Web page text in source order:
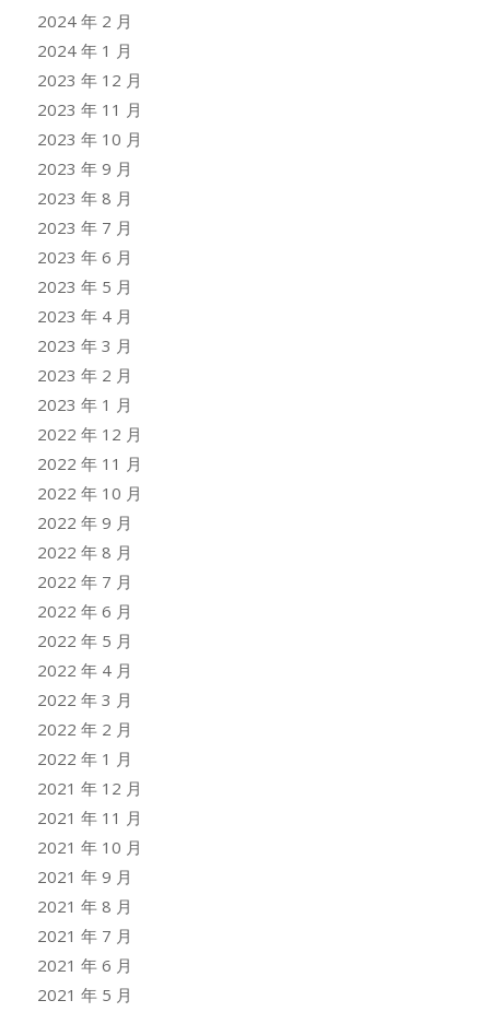
2024 年 2 月
2024 年 1 月
2023 年 12 月
2023 年 11 月
2023 年 10 月
2023 年 9 月
2023 年 8 月
2023 年 7 月
2023 年 6 月
2023 年 5 月
2023 年 4 月
2023 年 3 月
2023 年 2 月
2023 年 1 月
2022 年 12 月
2022 年 11 月
2022 年 10 月
2022 年 9 月
2022 年 8 月
2022 年 7 月
2022 年 6 月
2022 年 5 月
2022 年 4 月
2022 年 3 月
2022 年 2 月
2022 年 1 月
2021 年 12 月
2021 年 11 月
2021 年 10 月
2021 年 9 月
2021 年 8 月
2021 年 7 月
2021 年 6 月
2021 年 5 月